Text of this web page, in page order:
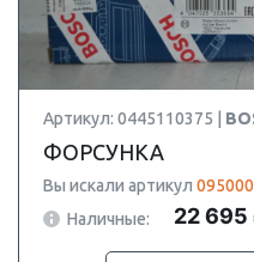
Артикул: 0445110375 |
ФОРСУНКА
Вы искали артикул
Наличные:
22 695